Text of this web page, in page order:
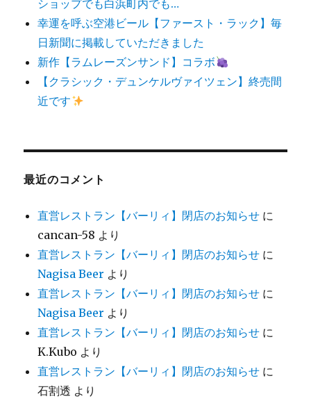
ショップでも白浜町内でも…
幸運を呼ぶ空港ビール【ファースト・ラック】毎
日新聞に掲載していただきました
新作【ラムレーズンサンド】コラボ
【クラシック・デュンケルヴァイツェン】終売間
近です
最近のコメント
直営レストラン【バーリィ】閉店のお知らせ に
cancan-58 より
直営レストラン【バーリィ】閉店のお知らせ に
Nagisa Beer より
直営レストラン【バーリィ】閉店のお知らせ に
Nagisa Beer より
直営レストラン【バーリィ】閉店のお知らせ に
K.Kubo より
直営レストラン【バーリィ】閉店のお知らせ に
石割透 より